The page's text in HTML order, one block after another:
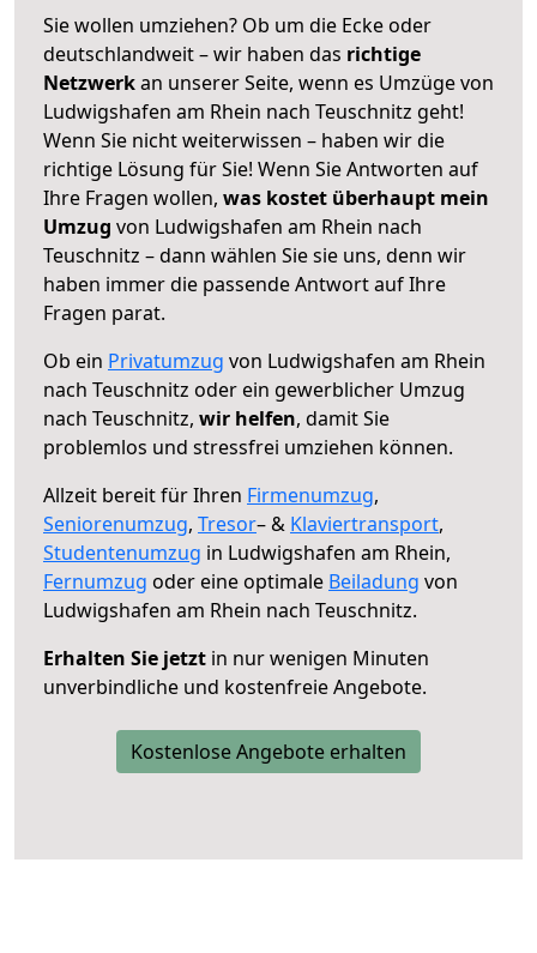
Sie wollen umziehen? Ob um die Ecke oder
deutschlandweit – wir haben das richtige
Netzwerkan unserer Seite, wenn es Umzüge von
Ludwigshafen am Rhein nach Teuschnitz geht!
Wenn Sie nicht weiterwissen – haben wir die
richtige Lösung für Sie! Wenn Sie Antworten auf
Ihre Fragen wollen, was kostet überhaupt mein
Umzug von Ludwigshafen am Rhein nach
Teuschnitz – dann wählen Sie sie uns, denn wir
haben immer die passende Antwort auf Ihre
Fragen parat.
Ob ein Privatumzug von Ludwigshafen am Rhein
nach Teuschnitz oder ein gewerblicher Umzug
nach Teuschnitz, wir helfen, damit Sie
problemlos und stressfrei umziehen können.
Allzeit bereit für Ihren Firmenumzug,
Seniorenumzug, Tresor– & Klaviertransport,
Studentenumzug in Ludwigshafen am Rhein,
Fernumzug oder eine optimale Beiladung von
Ludwigshafen am Rhein nach Teuschnitz.
Erhalten Sie jetzt in nur wenigen Minuten
unverbindliche und kostenfreie Angebote.
Kostenlose Angebote erhalten